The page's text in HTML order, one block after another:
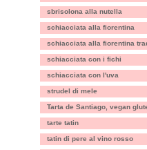
sbrisolona alla nutella
schiacciata alla fiorentina
schiacciata alla fiorentina
schiacciata con i fichi
schiacciata con l'uva
strudel di mele
Tarta de Santiago, vegan
tarte tatin
tatin di pere al vino rosso